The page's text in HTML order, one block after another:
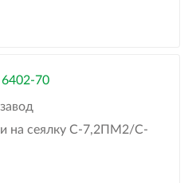
70
на сеялку С-7,2ПМ2/C-